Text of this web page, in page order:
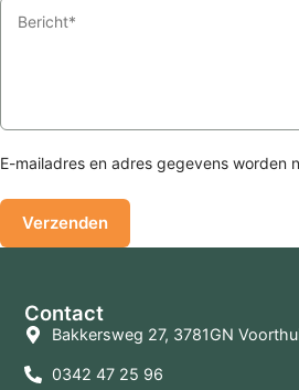
E-mailadres en adres gegevens worden
Contact
Bakkersweg 27, 3781GN
0342 47 25 96